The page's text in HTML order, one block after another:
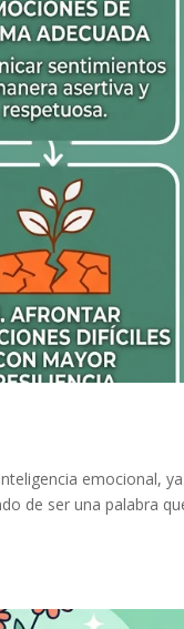
emocional,
de ser una palabra